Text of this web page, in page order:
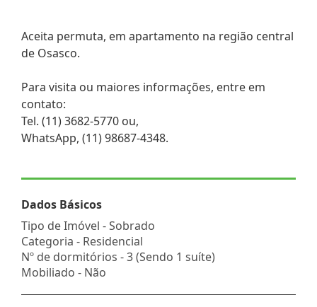
Aceita permuta, em apartamento na região central
de Osasco.
Para visita ou maiores informações, entre em
contato:
Tel. (11) 3682-5770 ou,
WhatsApp, (11) 98687-4348.
Dados Básicos
Tipo de Imóvel - Sobrado
Categoria - Residencial
Nº de dormitórios - 3 (Sendo 1 suíte)
Mobiliado - Não